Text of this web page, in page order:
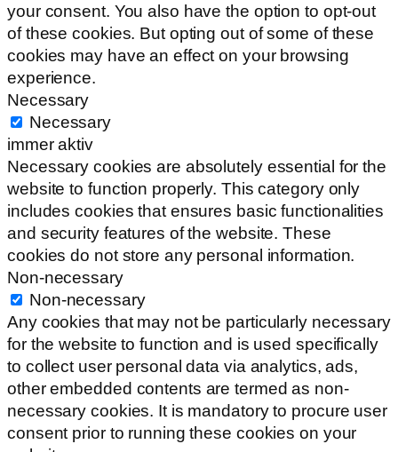
your consent. You also have the option to opt-out
of these cookies. But opting out of some of these
cookies may have an effect on your browsing
experience.
Necessary
Necessary
immer aktiv
Necessary cookies are absolutely essential for the
website to function properly. This category only
includes cookies that ensures basic functionalities
and security features of the website. These
cookies do not store any personal information.
Non-necessary
Non-necessary
Any cookies that may not be particularly necessary
for the website to function and is used specifically
to collect user personal data via analytics, ads,
other embedded contents are termed as non-
necessary cookies. It is mandatory to procure user
consent prior to running these cookies on your